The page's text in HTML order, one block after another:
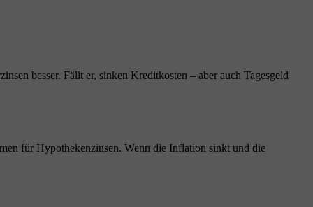
besser. Fällt er, sinken Kreditkosten – aber auch Tagesgeld
für Hypothekenzinsen. Wenn die Inflation sinkt und die